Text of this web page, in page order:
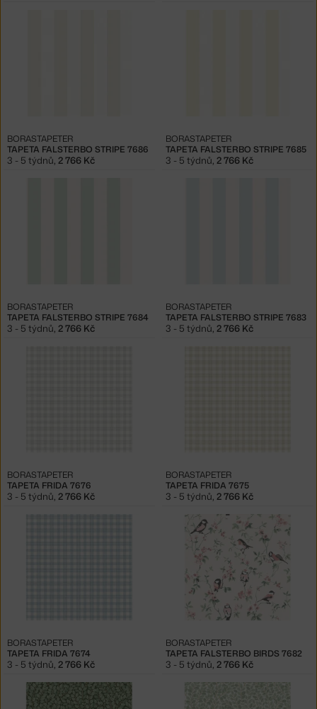
TAPETA FALSTERBO STRIPE 7686
BORASTAPETER
3 - 5 týdnů, 2 766 Kč
TAPETA FALSTERBO STRIPE 7685
BORASTAPETER
3 - 5 týdnů, 2 766 Kč
TAPETA FALSTERBO STRIPE 7684
BORASTAPETER
3 - 5 týdnů, 2 766 Kč
TAPETA FALSTERBO STRIPE 7683
BORASTAPETER
3 - 5 týdnů, 2 766 Kč
TAPETA FRIDA 7676
BORASTAPETER
3 - 5 týdnů, 2 766 Kč
TAPETA FRIDA 7675
BORASTAPETER
3 - 5 týdnů, 2 766 Kč
TAPETA FRIDA 7674
BORASTAPETER
3 - 5 týdnů, 2 766 Kč
TAPETA FALSTERBO BIRDS 7682
BORASTAPETER
3 - 5 týdnů, 2 766 Kč